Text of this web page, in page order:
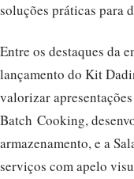
soluções práticas para
Entre os destaques da
lançamento do Kit
valorizar
Batch Cooking,
armazenamento, e a
serviços com apelo